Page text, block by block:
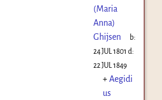
(Maria
Anna)
Ghijsen
b:
24 JUL 1801 d:
22 JUL 1849
+Aegidi
us